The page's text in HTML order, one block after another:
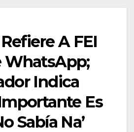
A FEI
WhatsApp;
Indica
Es
Sabía Na’